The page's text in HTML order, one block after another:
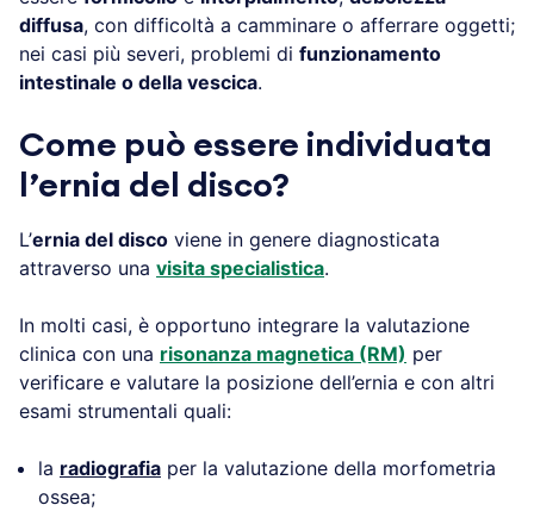
diffusa, con difficoltà a camminare o afferrare oggetti;
nei casi più severi, problemi di funzionamento
intestinale o della vescica.
Come può essere individuata
l’ernia del disco?
L’ernia del disco viene in genere diagnosticata
attraverso una visita specialistica.
In molti casi, è opportuno integrare la valutazione
clinica con una risonanza magnetica (RM) per
verificare e valutare la posizione dell’ernia e con altri
esami strumentali quali:
la radiografia per la valutazione della morfometria
ossea;